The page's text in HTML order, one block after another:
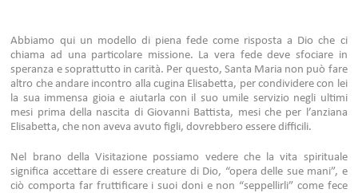
Abbiamo qui un modello di piena fede come risposta a Dio che ci
chiama ad una particolare missione. La vera fede deve sfociare in
speranza e soprattutto in carità. Per questo, Santa Maria non può fare
altro che andare incontro alla cugina Elisabetta, per condividere con lei
la sua immensa gioia e aiutarla con il suo umile servizio negli ultimi
mesi prima della nascita di Giovanni Battista, mesi che per l’anziana
Elisabetta, che non aveva avuto figli, dovrebbero essere difficili.
Nel brano della Visitazione possiamo vedere che la vita spirituale
significa accettare di essere creature di Dio, “opera delle sue mani”, e
ciò comporta far fruttificare i suoi doni e non “seppellirli” come fece